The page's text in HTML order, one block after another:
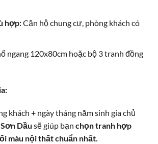
hợp:Căn hộ chung cư, phòng khách có
ngang 120x80cm hoặc bộ 3 tranh đồng
khách + ngày tháng năm sinh gia chủ
Dầu sẽ giúp bạn chọn tranh hợp
màu nội thất chuẩn nhất.